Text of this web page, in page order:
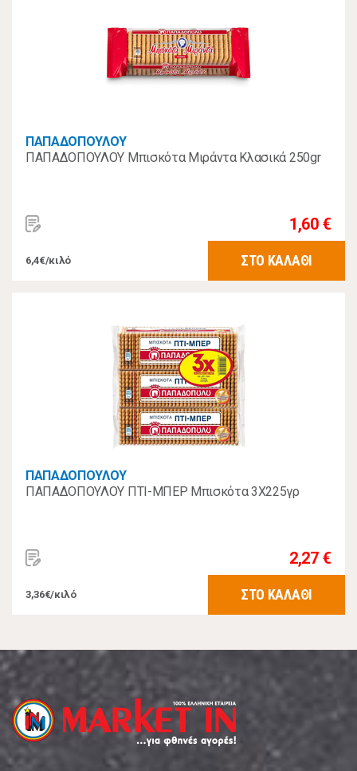
ΠΑΠΑΔΟΠΟΥΛΟΥ
ΠΑΠΑΔΟΠΟΥΛΟΥ Μπισκότα Μιράντα Κλασικά 250gr
1,60 €
6,4€/κιλό ΣΤΟ ΚΑΛΑΘΙ
ΠΑΠΑΔΟΠΟΥΛΟΥ
ΠΑΠΑΔΟΠΟΥΛΟΥ ΠΤΙ-ΜΠΕΡ Μπισκότα 3Χ225γρ
2,27 €
3,36€/κιλό ΣΤΟ ΚΑΛΑΘΙ